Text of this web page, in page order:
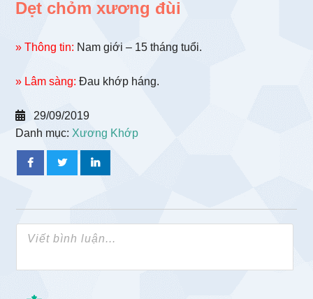
Dẹt chỏm xương đùi
» Thông tin: Nam giới – 15 tháng tuổi.
» Lâm sàng: Đau khớp háng.
29/09/2019
Danh mục:Xương Khớp